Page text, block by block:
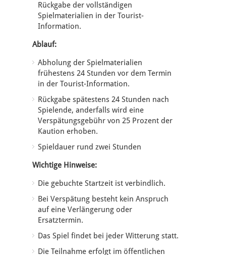
Rückgabe der vollständigen
Spielmaterialien in der Tourist-
Information.
Ablauf:
Abholung der Spielmaterialien
frühestens 24 Stunden vor dem Termin
in der Tourist-Information.
Rückgabe spätestens 24 Stunden nach
Spielende, anderfalls wird eine
Verspätungsgebühr von 25 Prozent der
Kaution erhoben.
Spieldauer rund zwei Stunden
Wichtige Hinweise:
Die gebuchte Startzeit ist verbindlich.
Bei Verspätung besteht kein Anspruch
auf eine Verlängerung oder
Ersatztermin.
Das Spiel findet bei jeder Witterung statt.
Die Teilnahme erfolgt im öffentlichen